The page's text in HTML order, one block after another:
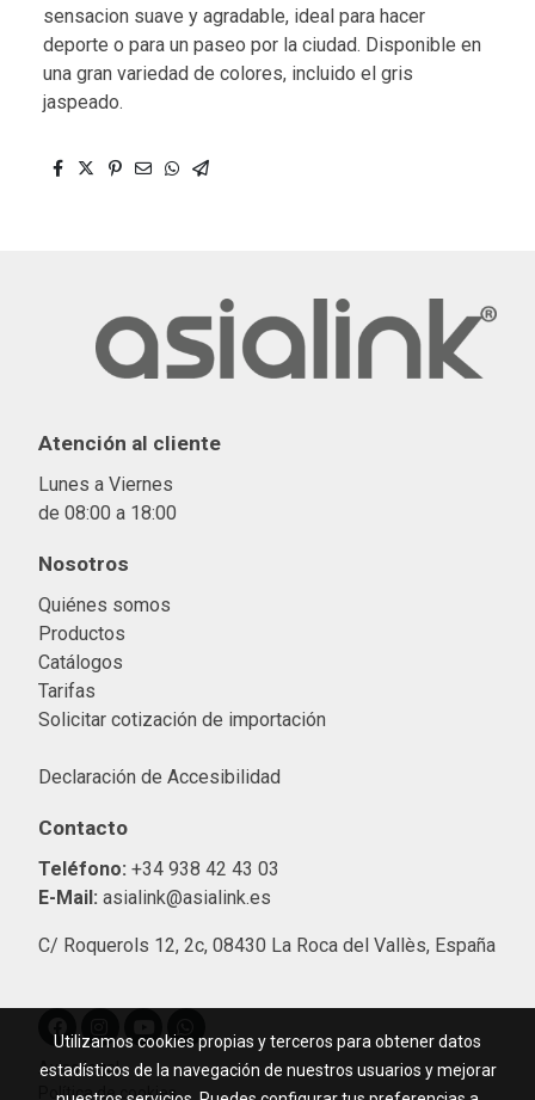
sensacion suave y agradable, ideal para hacer
deporte o para un paseo por la ciudad. Disponible en
una gran variedad de colores, incluido el gris
jaspeado.
Atención al cliente
Lunes a Viernes
de 08:00 a 18:00
Nosotros
Quiénes somos
Productos
Catálogos
Tarifas
Solicitar cotización de importación
Declaración de Accesibilidad
Contacto
Teléfono: +34 938 42 43 03
E-Mail: asialink@asialink.es
C/ Roquerols 12, 2c, 08430 La Roca del Vallès, España
Aviso legal
Política de cookies
Utilizamos cookies propias y terceros para obtener datos
estadísticos de la navegación de nuestros usuarios y mejorar